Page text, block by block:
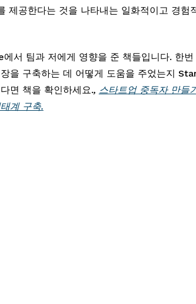
제공한다는 것을 나타내는 일화적이고 경험
서 팀과 저에게 영향을 준 책들입니다. 한번
을 구축하는 데 어떻게 도움을 주었는지
면 책을 확인하세요., 스타트업 중독자 만들
계 구축.